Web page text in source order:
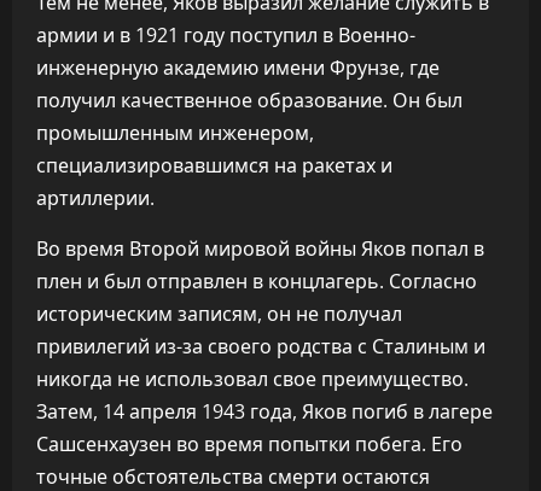
армии и в 1921 году поступил в Военно-
инженерную академию имени Фрунзе, где
получил качественное образование. Он был
промышленным инженером,
специализировавшимся на ракетах и
артиллерии.
Во время Второй мировой войны Яков попал в
плен и был отправлен в концлагерь. Согласно
историческим записям, он не получал
привилегий из-за своего родства с Сталиным и
никогда не использовал свое преимущество.
Затем, 14 апреля 1943 года, Яков погиб в лагере
Сашсенхаузен во время попытки побега. Его
точные обстоятельства смерти остаются